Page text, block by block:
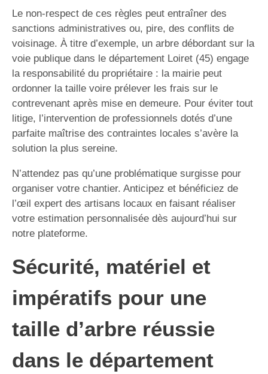
Le non-respect de ces règles peut entraîner des
sanctions administratives ou, pire, des conflits de
voisinage. À titre d’exemple, un arbre débordant sur la
voie publique dans le département Loiret (45) engage
la responsabilité du propriétaire : la mairie peut
ordonner la taille voire prélever les frais sur le
contrevenant après mise en demeure. Pour éviter tout
litige, l’intervention de professionnels dotés d’une
parfaite maîtrise des contraintes locales s’avère la
solution la plus sereine.
N’attendez pas qu’une problématique surgisse pour
organiser votre chantier. Anticipez et bénéficiez de
l’œil expert des artisans locaux en faisant réaliser
votre estimation personnalisée dès aujourd’hui sur
notre plateforme.
Sécurité, matériel et
impératifs pour une
taille d’arbre réussie
dans le département